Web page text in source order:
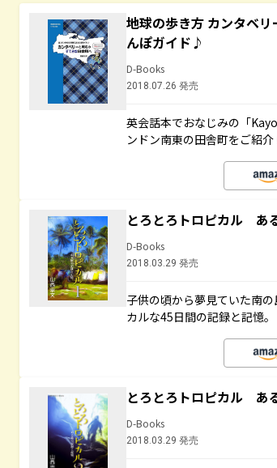
地球の歩き方 カンタベ
んぽガイド♪
D-Books
2018.07.26 発売
英会話本でおなじみの「
ンドン南東の田舎町をご紹介
とろとろトロピカル あ
D-Books
2018.03.29 発売
子供の頃から夢見ていた南
カルな45日間の記録と記憶。
とろとろトロピカル あ
D-Books
2018.03.29 発売